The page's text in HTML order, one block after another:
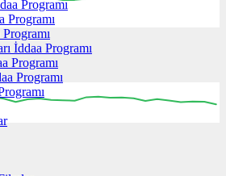
14:00
Programı
Programı
İddaa Programı
Programı
Programı